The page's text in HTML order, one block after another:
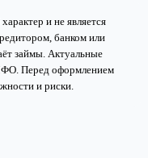
и не является
банком или
займы. Актуальные
Перед оформлением
и риски.